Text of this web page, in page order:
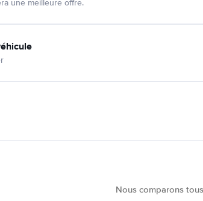
une meilleure offre.
Nous comparons